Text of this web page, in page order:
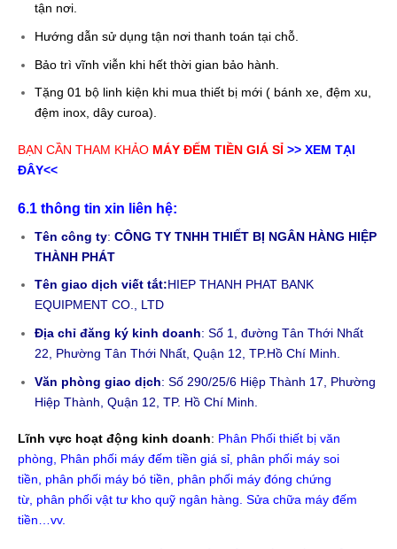
tận nơi.
Hướng dẫn sử dụng tận nơi thanh toán tại chỗ.
Bảo trì vĩnh viễn khi hết thời gian bảo hành.
Tặng 01 bộ linh kiện khi mua thiết bị mới ( bánh xe, đệm xu,
đệm inox, dây curoa).
BẠN CẦN THAM KHẢO MÁY ĐẾM TIỀN GIÁ SỈ >> XEM TẠI
ĐÂY<<
6.1 thông tin xin liên hệ:
Tên công ty: CÔNG TY TNHH THIẾT BỊ NGÂN HÀNG HIỆP
THÀNH PHÁT
Tên giao dịch viết tắt:HIEP THANH PHAT BANK
EQUIPMENT CO., LTD
Địa chỉ đăng ký kinh doanh: Số 1, đường Tân Thới Nhất
22, Phường Tân Thới Nhất, Quận 12, TP.Hồ Chí Minh.
Văn phòng giao dịch: Số 290/25/6 Hiệp Thành 17, Phường
Hiệp Thành, Quận 12, TP. Hồ Chí Minh.
Lĩnh vực hoạt động kinh doanh: Phân Phối thiết bị văn
phòng, Phân phối máy đếm tiền giá sỉ, phân phối máy soi
tiền, phân phối máy bó tiền, phân phối máy đóng chứng
từ, phân phối vật tư kho quỹ ngân hàng. Sửa chữa máy đếm
tiền…vv.